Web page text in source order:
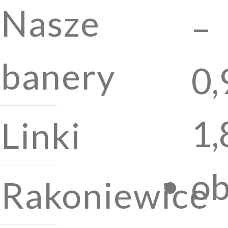
Nasze
banery
Linki
Rakoniewice
–